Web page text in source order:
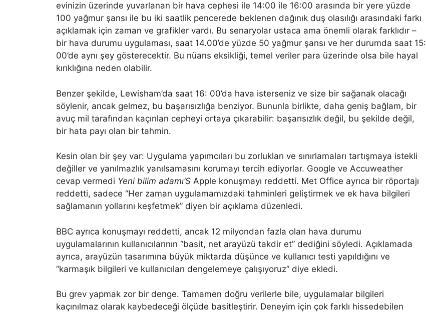
evinizin üzerinde yuvarlanan bir hava cephesi ile 14:00 ile 16:00 arasında bir yere yüzde
100 yağmur şansı ile bu iki saatlik pencerede beklenen dağınık duş olasılığı arasındaki farkı
açıklamak için zaman ve grafikler vardı. Bu senaryolar ustaca ama önemli olarak farklıdır –
bir hava durumu uygulaması, saat 14.00’de yüzde 50 yağmur şansı ve her durumda saat 15:
00’de aynı şey gösterecektir. Bu nüans eksikliği, temel veriler para üzerinde olsa bile hayal
kırıklığına neden olabilir.
Benzer şekilde, Lewisham’da saat 16: 00’da hava isterseniz ve size bir sağanak olacağı
söylenir, ancak gelmez, bu başarısızlığa benziyor. Bununla birlikte, daha geniş bağlam, bir
avuç mil tarafından kaçırılan cepheyi ortaya çıkarabilir: başarısızlık değil, bu şekilde değil,
bir hata payı olan bir tahmin.
Kesin olan bir şey var: Uygulama yapımcıları bu zorlukları ve sınırlamaları tartışmaya istekli
değiller ve yanılmazlık yanılsamasını korumayı tercih ediyorlar. Google ve Accuweather
cevap vermedi Yeni bilim adamı‘S Apple konuşmayı reddetti. Met Office ayrıca bir röportajı
reddetti, sadece “Her zaman uygulamamızdaki tahminleri geliştirmek ve ek hava bilgileri
sağlamanın yollarını keşfetmek” diyen bir açıklama düzenledi.
BBC ayrıca konuşmayı reddetti, ancak 12 milyondan fazla olan hava durumu
uygulamalarının kullanıcılarının “basit, net arayüzü takdir et” dediğini söyledi. Açıklamada
ayrıca, arayüzün tasarımına büyük miktarda düşünce ve kullanıcı testi yapıldığını ve
“karmaşık bilgileri ve kullanıcıları dengelemeye çalışıyoruz” diye ekledi.
Bu grev yapmak zor bir denge. Tamamen doğru verilerle bile, uygulamalar bilgileri
kaçınılmaz olarak kaybedeceği ölçüde basitleştirir. Deneyim için çok farklı hissedebilen